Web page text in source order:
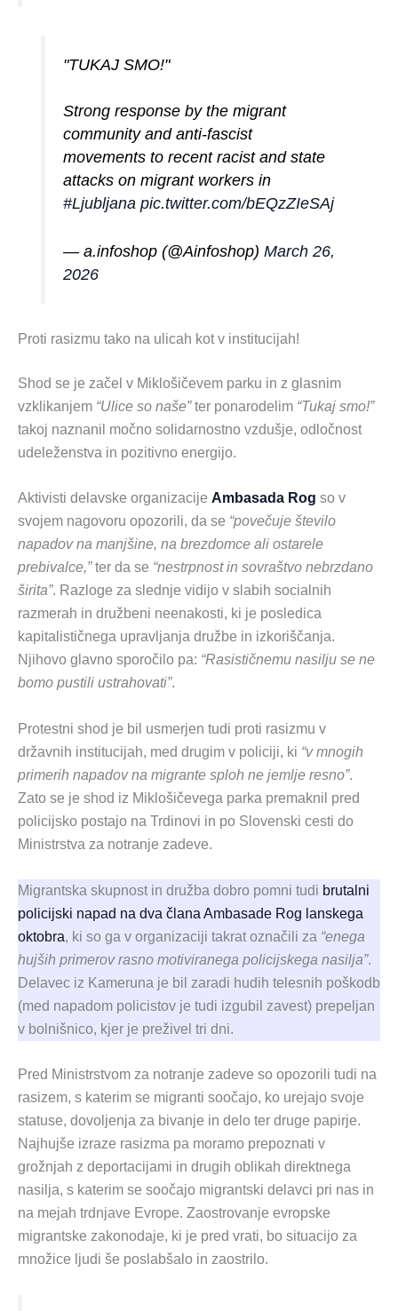
"TUKAJ SMO!"
Strong response by the migrant
community and anti-fascist
movements to recent racist and state
attacks on migrant workers in
#Ljubljana pic.twitter.com/bEQzZIeSAj
— a.infoshop (@Ainfoshop)March 26,
2026
Proti rasizmu tako na ulicah kot v institucijah!
Shod se je začel v Miklošičevem parku in z glasnim
vzklikanjem “Ulice so naše”ter ponarodelim “Tukaj smo!”
takoj naznanil močno solidarnostno vzdušje, odločnost
udeleženstva in pozitivno energijo.
Aktivisti delavske organizacije Ambasada Rog so v
svojem nagovoru opozorili, da se “povečuje število
napadov na manjšine, na brezdomce ali ostarele
prebivalce,”ter da se “nestrpnost in sovraštvo nebrzdano
širita”. Razloge za slednje vidijo v slabih socialnih
razmerah in družbeni neenakosti, ki je posledica
kapitalističnega upravljanja družbe in izkoriščanja.
Njihovo glavno sporočilo pa: “Rasističnemu nasilju se ne
bomo pustili ustrahovati”.
Protestni shod je bil usmerjen tudi proti rasizmu v
državnih institucijah, med drugim v policiji, ki “v mnogih
primerih napadov na migrante sploh ne jemlje resno”.
Zato se je shod iz Miklošičevega parka premaknil pred
policijsko postajo na Trdinovi in po Slovenski cesti do
Ministrstva za notranje zadeve.
Migrantska skupnost in družba dobro pomni tudi brutalni
policijski napad na dva člana Ambasade Rog lanskega
oktobra, ki so ga v organizaciji takrat označili za “enega
hujših primerov rasno motiviranega policijskega nasilja”.
Delavec iz Kameruna je bil zaradi hudih telesnih poškodb
(med napadom policistov je tudi izgubil zavest) prepeljan
v bolnišnico, kjer je preživel tri dni.
Pred Ministrstvom za notranje zadeve so opozorili tudi na
rasizem, s katerim se migranti soočajo, ko urejajo svoje
statuse, dovoljenja za bivanje in delo ter druge papirje.
Najhujše izraze rasizma pa moramo prepoznati v
grožnjah z deportacijami in drugih oblikah direktnega
nasilja, s katerim se soočajo migrantski delavci pri nas in
na mejah trdnjave Evrope. Zaostrovanje evropske
migrantske zakonodaje, ki je pred vrati, bo situacijo za
množice ljudi še poslabšalo in zaostrilo.